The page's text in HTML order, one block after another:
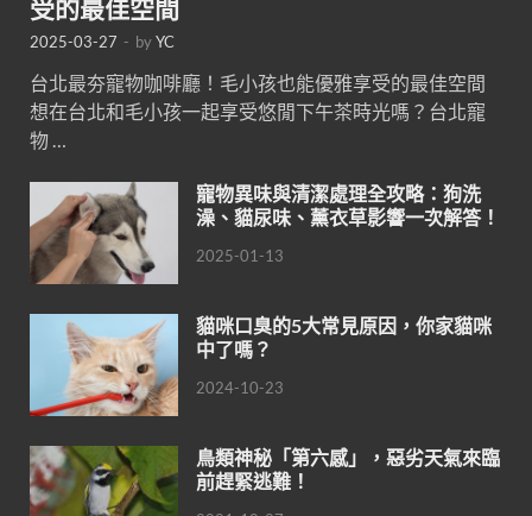
受的最佳空間
2025-03-27 - byYC
台北最夯寵物咖啡廳！毛小孩也能優雅享受的最佳空間
想在台北和毛小孩一起享受悠閒下午茶時光嗎？台北寵
物 …
寵物異味與清潔處理全攻略：狗洗
澡、貓尿味、薰衣草影響一次解答！
2025-01-13
貓咪口臭的5大常見原因，你家貓咪
中了嗎？
2024-10-23
鳥類神秘「第六感」，惡劣天氣來臨
前趕緊逃難！